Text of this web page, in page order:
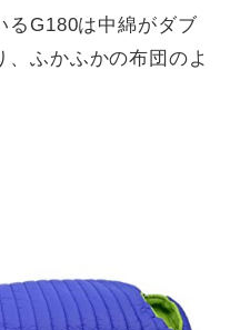
るG180は中綿がダブ
ふかふかの布団のよ